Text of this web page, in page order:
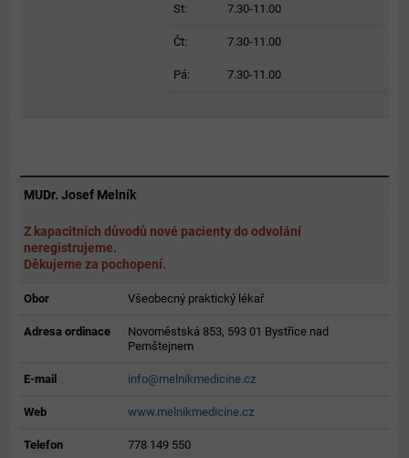
St: 7.30-11.00
Čt: 7.30-11.00
Pá: 7.30-11.00
MUDr. Josef Melník
Z kapacitních důvodů nové pacienty do odvolání
neregistrujeme.
Děkujeme za pochopení.
Obor Všeobecný praktický lékař
Adresa ordinace
Novoměstská 853, 593 01 Bystřice nad
Pernštejnem
E-mail info@melnikmedicine.cz
Web www.melnikmedicine.cz
Telefon 778 149 550